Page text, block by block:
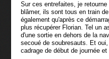
Sur ces entrefaites, je
blâmer, ils sont tous en train
également qu'après ce
plus récupérer Florian. Tel un
d'une sortie en dehors de la
secoué de soubresauts. Et
cadrage de début de journée